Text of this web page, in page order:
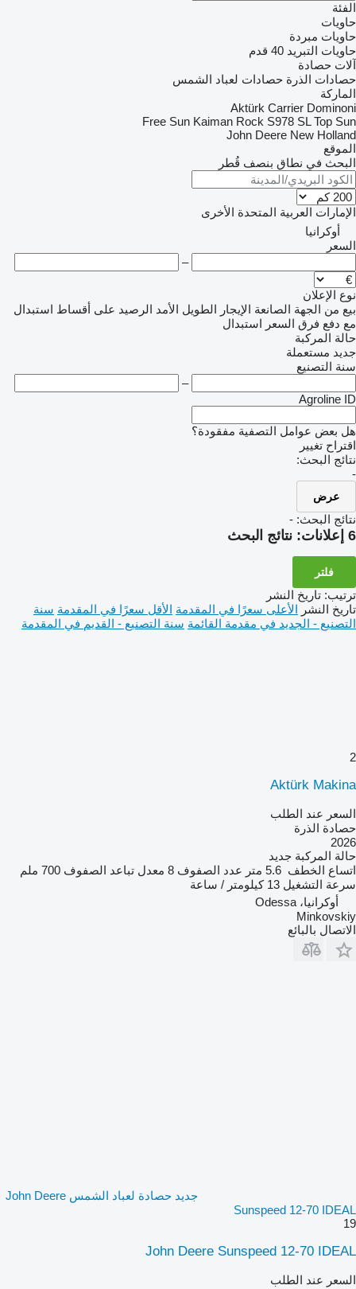
الفئة
حاويات
حاويات مبردة
حاويات التبريد 40 قدم
آلات حصادة
حصادات الذرة حصادات لعباد الشمس
الماركة
Aktürk Carrier Dominoni
Free Sun Kaiman Rock S978 SL Top Sun
John Deere New Holland
الموقع
البحث في نطاق بنصف قُطر
الإمارات العربية المتحدة الأخرى
أوكرانيا
السعر
–
نوع الإعلان
بيع من الجهة الصانعة الإيجار الطويل الأمد الرصيد على أقساط استبدال
مع دفع فرق السعر استبدال
حالة المركبة
جديد مستعملة
سنة التصنيع
–
Agroline ID
هل بعض عوامل التصفية مفقودة؟
اقتراح تغيير
نتائج البحث:
-
عرض
نتائج البحث: -
6 إعلانات: نتائج البحث
فلتر
ترتيب: تاريخ النشر
تاريخ النشر الأعلى سعرًا في المقدمة الأقل سعرًا في المقدمة سنة
التصنيع - الجديد في مقدمة القائمة سنة التصنيع - القديم في المقدمة
2
Aktürk Makina
السعر عند الطلب
حصادة الذرة
2026
حالة المركبة جديد
اتساع الخطف 5.6 متر عدد الصفوف 8 معدل تباعد الصفوف 700 ملم
سرعة التشغيل 13 كيلومتر / ساعة
أوكرانيا، Odessa
Minkovskiy
الاتصال بالبائع
جديد حصادة لعباد الشمس John Deere
Sunspeed 12-70 IDEAL
19
John Deere Sunspeed 12-70 IDEAL
السعر عند الطلب